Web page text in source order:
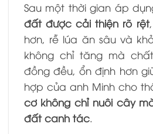
Sau một thời gian áp
đất được cải thiện rõ rệt
hơn, rễ lúa ăn sâu và
không chỉ tăng mà
đồng đều, ổn định hơn
hợp của anh Minh cho
cơ không chỉ nuôi cây
đất canh tác.